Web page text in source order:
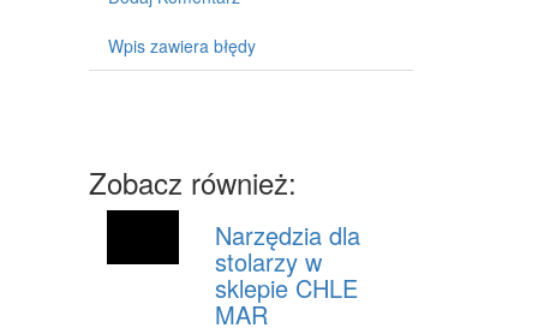
CZĘŚCI SAMOCHODOWE
SALONY, KOMISY
AGENCJE REKLAMOWE
MATERIAŁY REKLAMOWE
Wpis zawiera błędy
Zobacz również:
Narzędzia dla
stolarzy w
sklepie CHLE
MAR